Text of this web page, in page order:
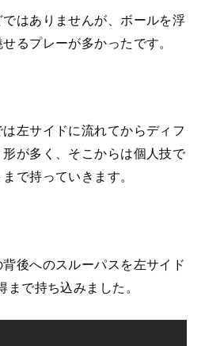
はありませんが、ボールを浮
るプレーが多かったです。
左サイドに流れてからディフ
が多く、そこからは個人技で
で持っていきます。
後へのスルーパスを左サイド
で持ち込みました。